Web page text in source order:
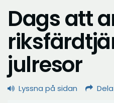
Dags att
julresor
Lyssna på sidan Dela